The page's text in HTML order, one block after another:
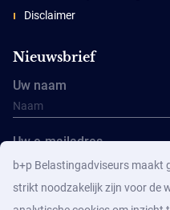
Disclaimer
Nieuwsbrief
Uw naam
Uw e-mailadres
b+p Belastingadviseurs maakt
strikt noodzakelijk zijn voor de